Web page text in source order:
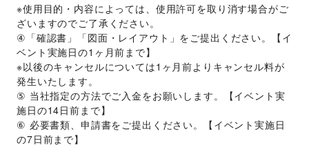
※使用目的・内容によっては、使用許可を取り消す場合がご
ざいますのでご了承ください。
④「確認書」「図面・レイアウト」をご提出ください。【イ
ベント実施日の1ヶ月前まで】
※以後のキャンセルについては1ヶ月前よりキャンセル料が
発生いたします。
⑤ 当社指定の方法でご入金をお願いします。【イベント実
施日の14日前まで】
⑥ 必要書類、申請書をご提出ください。【イベント実施日
の7日前まで】